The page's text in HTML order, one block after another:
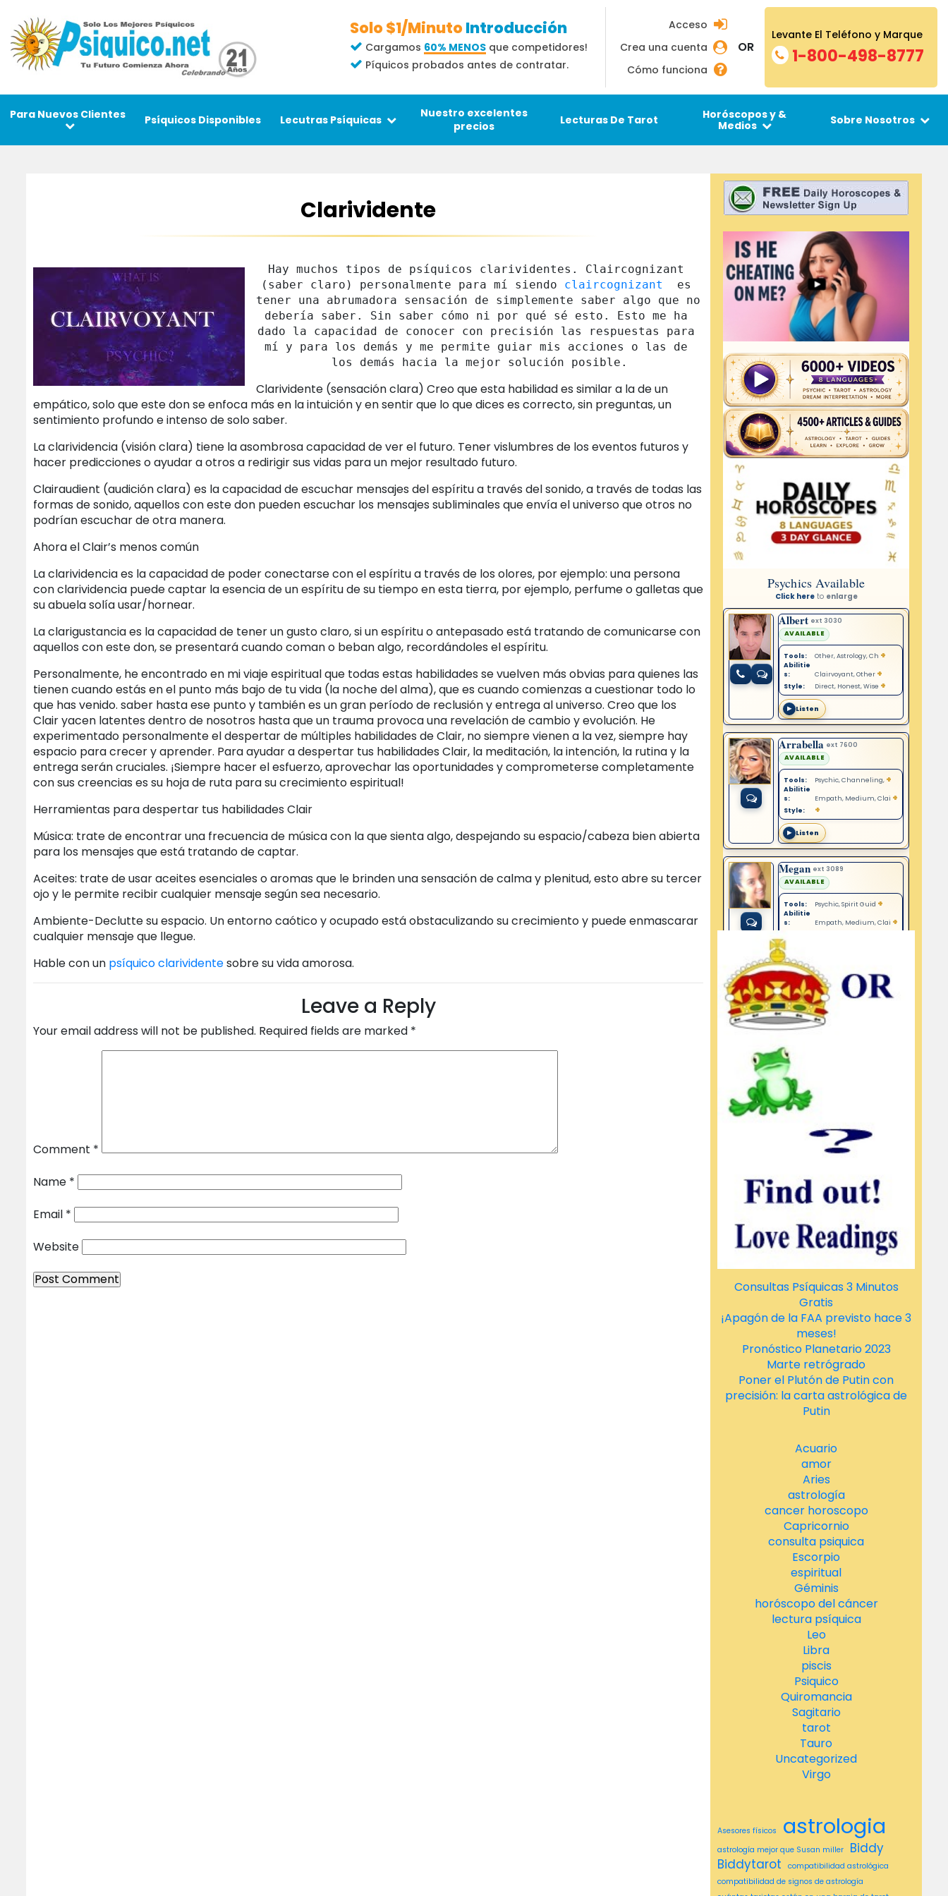
Solo $1/MinutoIntroducción
Cargamos 60% MENOS que competidores!
Píquicos probados antes de contratar.
Acceso
Crea una cuenta
Cómo funciona
OR
Levante El Teléfono y Marque
1-800-498-8777
Para Nuevos Clientes Psíquicos Disponibles Lecutras Psíquicas
Nuestro excelentes
precios
Lecturas De Tarot
Horóscopos y &
Medios
Sobre Nosotros
Clarividente
Hay muchos tipos de psíquicos clarividentes. Claircognizant
(saber claro) personalmente para mí siendo claircognizant
es
tener una abrumadora sensación de simplemente saber algo que no
debería saber. Sin saber cómo ni por qué sé esto. Esto me ha
dado la capacidad de conocer con precisión las respuestas para
mí y para los demás y me permite guiar mis acciones o las de
los demás hacia la mejor solución posible.
Clarividente (sensación clara) Creo que esta habilidad es similar a la de un
empático, solo que este don se enfoca más en la intuición y en sentir que lo que dices es correcto, sin preguntas, un
sentimiento profundo e intenso de solo saber.
La clarividencia (visión clara) tiene la asombrosa capacidad de ver el futuro. Tener vislumbres de los eventos futuros y
hacer predicciones o ayudar a otros a redirigir sus vidas para un mejor resultado futuro.
Clairaudient (audición clara) es la capacidad de escuchar mensajes del espíritu a través del sonido, a través de todas las
formas de sonido, aquellos con este don pueden escuchar los mensajes subliminales que envía el universo que otros no
podrían escuchar de otra manera.
Ahora el Clair’s menos común
La clarividencia es la capacidad de poder conectarse con el espíritu a través de los olores, por ejemplo: una persona
con clarividencia puede captar la esencia de un espíritu de su tiempo en esta tierra, por ejemplo, perfume o galletas que
su abuela solía usar/hornear.
La clarigustancia es la capacidad de tener un gusto claro, si un espíritu o antepasado está tratando de comunicarse con
aquellos con este don, se presentará cuando coman o beban algo, recordándoles el espíritu.
Personalmente, he encontrado en mi viaje espiritual que todas estas habilidades se vuelven más obvias para quienes las
tienen cuando estás en el punto más bajo de tu vida (la noche del alma), que es cuando comienzas a cuestionar todo lo
que has venido. saber hasta ese punto y también es un gran período de reclusión y entrega al universo. Creo que los
Clair yacen latentes dentro de nosotros hasta que un trauma provoca una revelación de cambio y evolución. He
experimentado personalmente el despertar de múltiples habilidades de Clair, no siempre vienen a la vez, siempre hay
espacio para crecer y aprender. Para ayudar a despertar tus habilidades Clair, la meditación, la intención, la rutina y la
entrega serán cruciales. ¡Siempre hacer el esfuerzo, aprovechar las oportunidades y comprometerse completamente
con sus creencias es su hoja de ruta para su crecimiento espiritual!
Herramientas para despertar tus habilidades Clair
Música: trate de encontrar una frecuencia de música con la que sienta algo, despejando su espacio/cabeza bien abierta
para los mensajes que está tratando de captar.
Aceites: trate de usar aceites esenciales o aromas que le brinden una sensación de calma y plenitud, esto abre su tercer
ojo y le permite recibir cualquier mensaje según sea necesario.
Ambiente-Declutte su espacio. Un entorno caótico y ocupado está obstaculizando su crecimiento y puede enmascarar
cualquier mensaje que llegue.
Hable con un psíquicoclarividentesobre su vida amorosa.
Leave a Reply
Your email address will not be published. Required fields are marked *
Comment *
Name *
Email *
Website
Consultas Psíquicas 3 Minutos
Gratis
¡Apagón de la FAA previsto hace 3
meses!
Pronóstico Planetario 2023
Marte retrógrado
Poner el Plutón de Putin con
precisión: la carta astrológica de
Putin
Acuario
amor
Aries
astrología
cancer horoscopo
Capricornio
consulta psiquica
Escorpio
espiritual
Géminis
horóscopo del cáncer
lectura psíquica
Leo
Libra
piscis
Psiquico
Quiromancia
Sagitario
tarot
Tauro
Uncategorized
Virgo
Asesores físicos astrologia
astrología mejor que Susan miller
Biddy
Biddytarot
compatibilidad astrológica
compatibilidad de signos de astrología